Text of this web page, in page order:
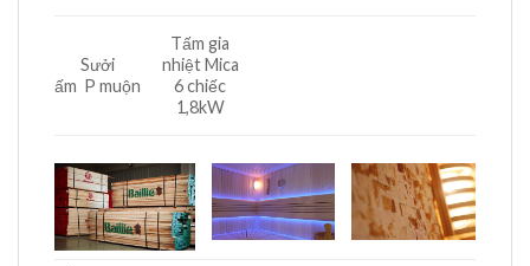
Sưởi
ấm P muộn
Tấm gia
nhiệt Mica
6 chiếc
1,8kW